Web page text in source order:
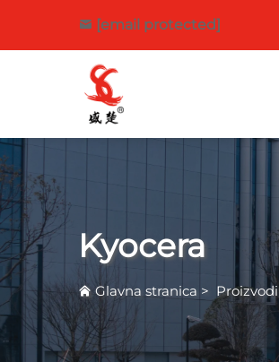
[email protected]
Kyocera
Glavna stranica > Proizvodi